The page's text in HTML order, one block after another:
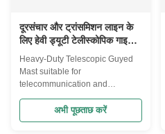
दूरसंचार और ट्रांसमिशन लाइन के
लिए हेवी ड्यूटी टेलीस्कोपिक गाइडेड
वायर टॉवर
Heavy-Duty Telescopic Guyed
Mast suitable for
telecommunication and
Description Detailed
Specification and Major design
अभी पूछताछ करें